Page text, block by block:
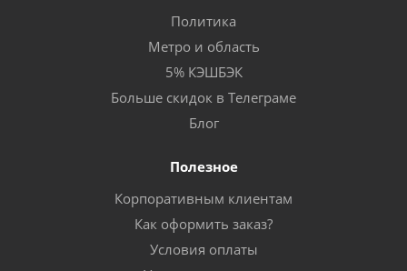
Политика
Метро и область
5% КЭШБЭК
Больше скидок в Телеграме
Блог
Полезное
Корпоративным клиентам
Как оформить заказ?
Условия оплаты